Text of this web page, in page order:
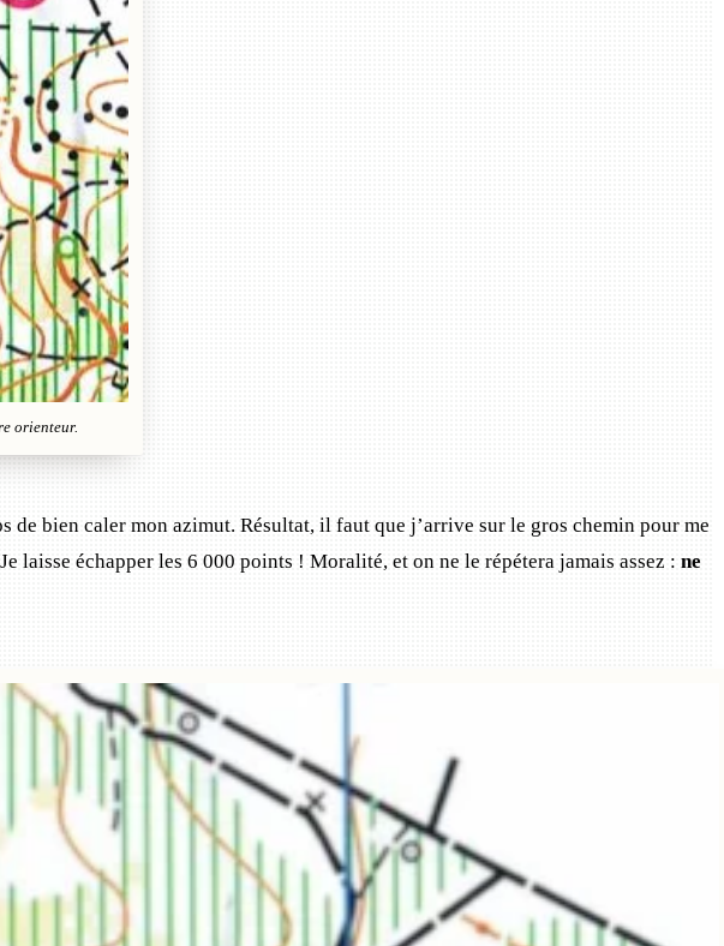
orienteur.
de bien caler mon azimut. Résultat, il faut que j’arrive sur le gros chemin pour me
échapper les 6 000 points ! Moralité, et on ne le répétera jamais assez : ne